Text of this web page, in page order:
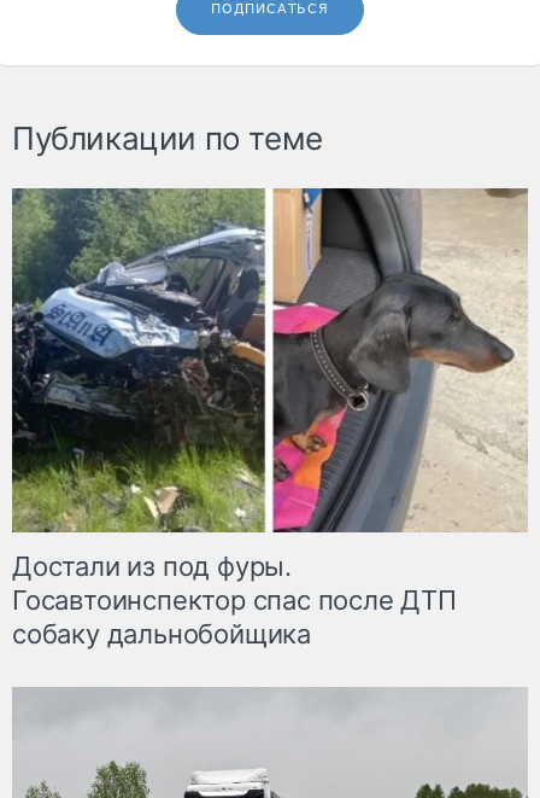
ПОДПИСАТЬСЯ
Публикации по теме
Достали из под фуры.
Госавтоинспектор спас после ДТП
собаку дальнобойщика